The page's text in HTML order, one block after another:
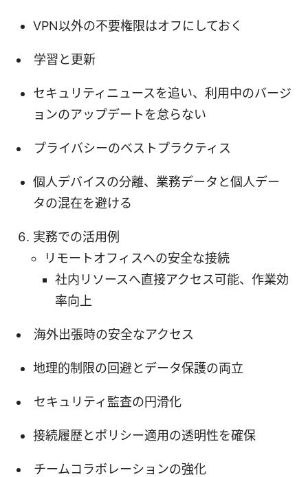
VPN以外の不要権限はオフにしておく
学習と更新
セキュリティニュースを追い、利用中のバージ
ョンのアップデートを怠らない
プライバシーのベストプラクティス
個人デバイスの分離、業務データと個人デー
タの混在を避ける
実務での活用例
リモートオフィスへの安全な接続
社内リソースへ直接アクセス可能、作業効
率向上
海外出張時の安全なアクセス
地理的制限の回避とデータ保護の両立
セキュリティ監査の円滑化
接続履歴とポリシー適用の透明性を確保
チームコラボレーションの強化